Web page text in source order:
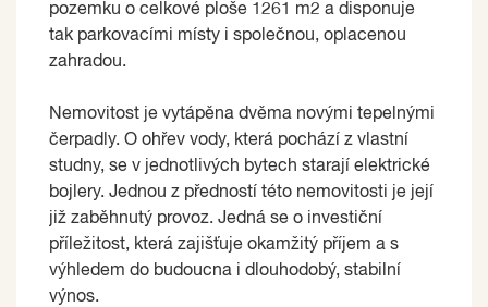
pozemku o celkové ploše 1261 m2 a disponuje
tak parkovacími místy i společnou, oplacenou
zahradou.
Nemovitost je vytápěna dvěma novými tepelnými
čerpadly. O ohřev vody, která pochází z vlastní
studny, se v jednotlivých bytech starají elektrické
bojlery. Jednou z předností této nemovitosti je její
již zaběhnutý provoz. Jedná se o investiční
příležitost, která zajišťuje okamžitý příjem a s
výhledem do budoucna i dlouhodobý, stabilní
výnos.